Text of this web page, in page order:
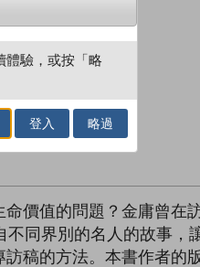
價值的問題？金庸曾在
同界別的名人的故事，
稿的方法。本書作者的
體驗，或按「略
登入 略過